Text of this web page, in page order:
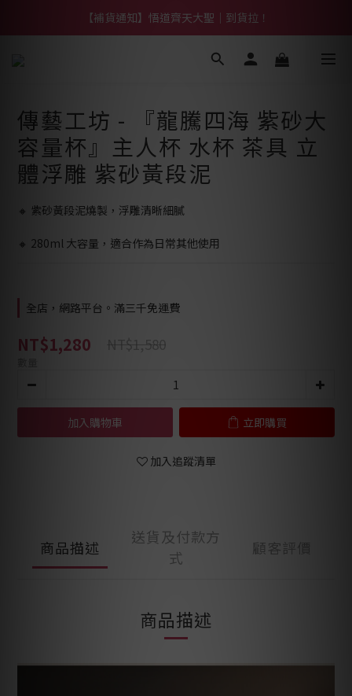
【熱門】馬上有系列！四種寶物幫你財運「轉」進來
【補貨通知】悟道齊天大聖｜到貨拉！
【熱門】馬上有系列！四種寶物幫你財運「轉」進來
傳藝工坊 - 『龍騰四海 紫砂大
容量杯』主人杯 水杯 茶具 立
體浮雕 紫砂黃段泥
🔸 紫砂黃段泥燒製，浮雕清晰細膩
🔸 280ml 大容量，適合作為日常其他使用
全店，網路平台。滿三千免運費
NT$1,280 NT$1,580
加入購物車 立即購買
加入追蹤清單
商品描述
送貨及付款方
式
顧客評價
商品描述